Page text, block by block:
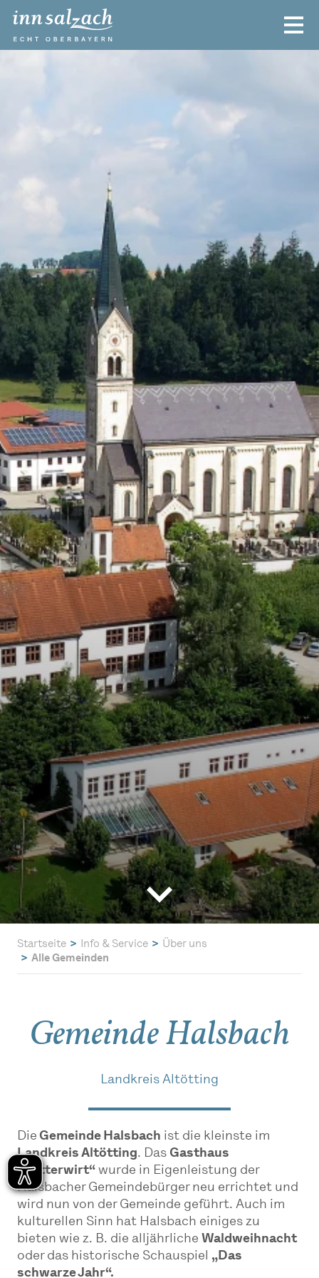
Startseite Info & Service
Über uns
Alle Gemeinden
Gemeinde Halsbach
Landkreis Altötting
Die Gemeinde Halsbach ist die kleinste im
Landkreis Altötting. DasGasthaus
„Mitterwirt“ wurde in Eigenleistung der
Halsbacher Gemeindebürger neu errichtet und
wird nun von der Gemeinde geführt. Auch im
kulturellen Sinn hat Halsbach einiges zu
bieten wie z. B. die alljährlicheWaldweihnacht
oder das historische Schauspiel „Das
schwarze Jahr“.